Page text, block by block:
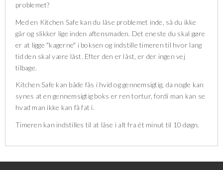
problemet?
Med en Kitchen Safe kan du låse problemet inde, så du ikke
går og slikker lige inden aftensmaden. Det eneste du skal gøre
er at ligge "kagerne" i boksen og indstille timeren til hvor lang
tid den skal være låst. Efter den er låst, er der ingen vej
tilbage.
Kitchen Safe kan både fås i hvid og gennemsigtig, da nogle kan
synes at en gennemsigtig boks er ren tortur, fordi man kan se
hvad man ikke kan få fat i.
Timeren kan indstilles til at låse i alt fra ét minut til 10 døgn.